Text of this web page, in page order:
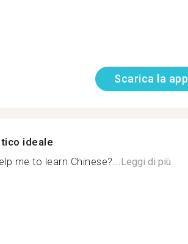
Scarica la app
ideale
me to learn Chinese?...Leggi di più